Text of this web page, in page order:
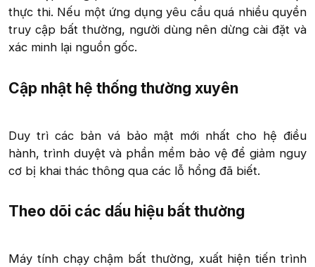
thực thi. Nếu một ứng dụng yêu cầu quá nhiều quyền
truy cập bất thường, người dùng nên dừng cài đặt và
xác minh lại nguồn gốc.​
Cập nhật hệ thống thường xuyên​
Duy trì các bản vá bảo mật mới nhất cho hệ điều
hành, trình duyệt và phần mềm bảo vệ để giảm nguy
cơ bị khai thác thông qua các lỗ hổng đã biết.​
Theo dõi các dấu hiệu bất thường​
Máy tính chạy chậm bất thường, xuất hiện tiến trình